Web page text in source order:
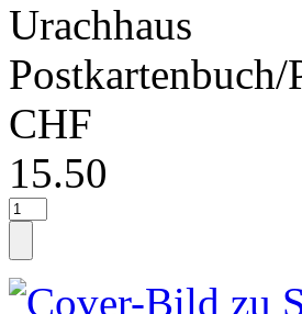
Urachhaus
Postkartenbuch/
CHF
15.50